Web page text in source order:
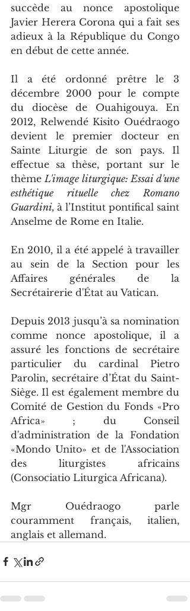
succède au nonce apostolique
Javier Herera Corona qui a fait ses
adieux à la République du Congo
en début de cette année.
Il a été ordonné prêtre le 3
décembre 2000 pour le compte
du diocèse de Ouahigouya. En
2012, Relwendé Kisito Ouédraogo
devient le premier docteur en
Sainte Liturgie de son pays. Il
effectue sa thèse, portant sur le
thème L'image liturgique: Essai d'une
esthétique rituelle chez Romano
Guardini, à l’Institut pontifical saint
Anselme de Rome en Italie.
En 2010, il a été appelé à travailler
au sein de la Section pour les
Affaires générales de la
Secrétairerie d'État au Vatican.
Depuis 2013 jusqu’à sa nomination
comme nonce apostolique, il a
assuré les fonctions de secrétaire
particulier du cardinal Pietro
Parolin, secrétaire d’État du Saint-
Siège. Il est également membre du
Comité de Gestion du Fonds «Pro
Africa» ; du Conseil
d'administration de la Fondation
«Mondo Unito» et de l'Association
des liturgistes africains
(Consociatio Liturgica Africana).
Mgr Ouédraogo parle
couramment français, italien,
anglais et allemand.